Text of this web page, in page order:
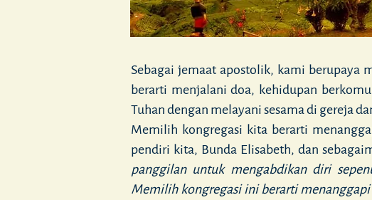
Sebagai jemaat apostolik, kami berupaya
berarti menjalani doa, kehidupan
Tuhan dengan melayani sesama di gereja
Memilih kongregasi kita berarti
pendiri kita, Bunda Elisabeth, dan
panggilan untuk mengabdikan diri
Memilih kongregasi ini berarti